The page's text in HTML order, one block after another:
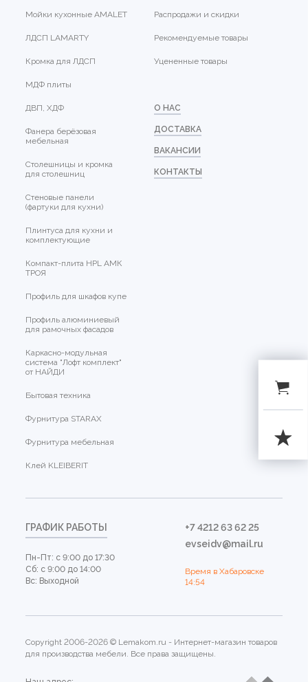
Мойки кухонные AMALET
ЛДСП LAMARTY
Кромка для ЛДСП
МДФ плиты
ДВП, ХДФ
Фанера берёзовая
мебельная
Столешницы и кромка
для столешниц
Стеновые панели
(фартуки для кухни)
Плинтуса для кухни и
комплектующие
Компакт-плита HPL АМК
ТРОЯ
Профиль для шкафов купе
Профиль алюминиевый
для рамочных фасадов
Каркасно-модульная
система "Лофт комплект"
от НАЙДИ
Бытовая техника
Фурнитура STARAX
Фурнитура мебельная
Клей KLEIBERIT
Распродажи и скидки
Рекомендуемые товары
Уцененные товары
О НАС
ДОСТАВКА
ВАКАНСИИ
КОНТАКТЫ
ГРАФИК РАБОТЫ
Пн-Пт: с 9:00 до 17:30
Сб: с 9:00 до 14:00
Вс: Выходной
+7 4212 63 62 25
evseidv@mail.ru
Время в Хабаровске
14:54
Copyright 2006-2026 © Lemakom.ru - Интернет-магазин товаров
для производства мебели. Все права защищены.